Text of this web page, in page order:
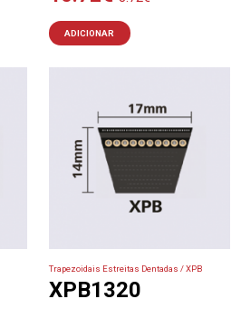
ADICIONAR
Trapezoidais Estreitas Dentadas / XPB
XPB1320